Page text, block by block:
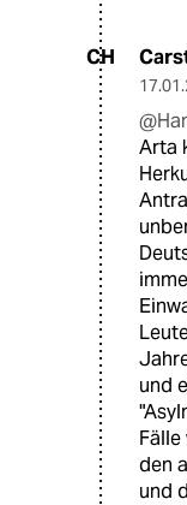
CH
Arta
und
den
und